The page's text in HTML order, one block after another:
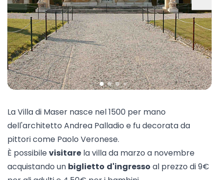
LaVilla di Maser nasce nel 1500 per mano
dell'architetto Andrea Palladio e fu decorata da
pittori come Paolo Veronese.
È possibilevisitare la villa da marzo a novembre
acquistando un biglietto d'ingresso al prezzo di 9€